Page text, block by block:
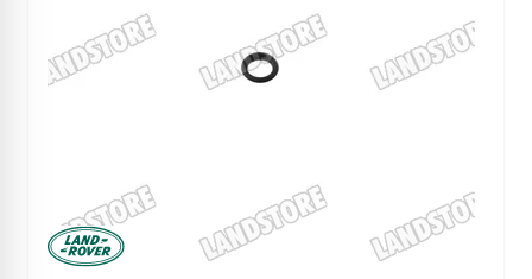
Manufactured by Land rover